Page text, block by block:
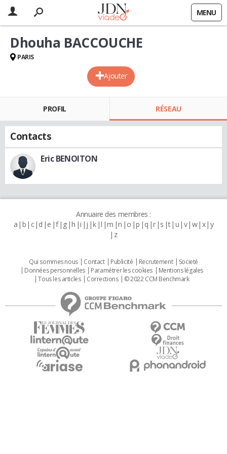
MENU
Ajouter
Dhouha BACCOUCHE
PARIS
PROFIL RÉSEAU
Contacts
Eric BENOITON
Annuaire des membres :
a b c d e f g h i j k l m n o p q r s t u v w x y
z
Qui sommes nous Contact Publicité Recrutement
Societé
Données personnelles
Paramétrer les cookies
Mentions légales
Tous les articles
Corrections © 2022 CCM Benchmark